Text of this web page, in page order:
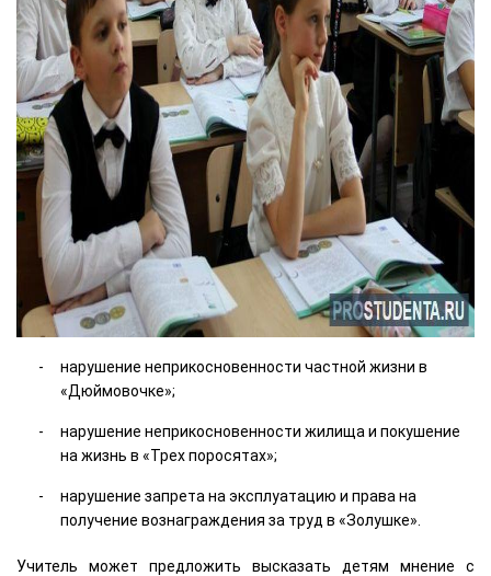
нарушение неприкосновенности частной жизни в
«Дюймовочке»;
нарушение неприкосновенности жилища и покушение
на жизнь в «Трех поросятах»;
нарушение запрета на эксплуатацию и права на
получение вознаграждения за труд в «Золушке».
Учитель может предложить высказать детям мнение с